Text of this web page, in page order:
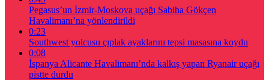
Pegasus’un İzmir-Moskova uçağı Sabiha Gökçen
Havalimanı’na yönlendirildi
0:23
Southwest yolcusu çıplak ayaklarını tepsi masasına koydu
0:08
İspanya Alicante Havalimanı’nda kalkış yapan Ryanair uçağı
pistte durdu